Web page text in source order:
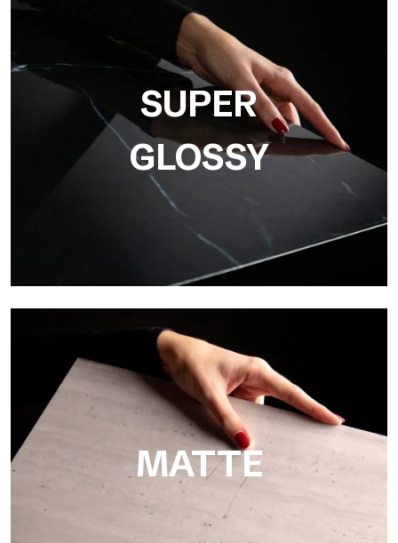
Ultralight 3D von Tecnografica integriert Grafiken und
Dreidimensionalität, ideal für die Wiedergabe realistischer
Texturen wie Beton, Holz und Naturstein.
SUPER
GLOSSY
Super Glossy
Ultralight Super Glossy ist die glänzende Oberfläche mit
Spiegeleffekt von Tecnografica, perfekt für luxuriöse
Beschichtungen in Hotels, Spas, Bädern und im
Schifffahrtsbereich.
MATTE